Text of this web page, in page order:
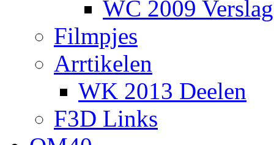
WC 2009 Verslag
Filmpjes
Arrtikelen
WK 2013 Deelen
F3D Links